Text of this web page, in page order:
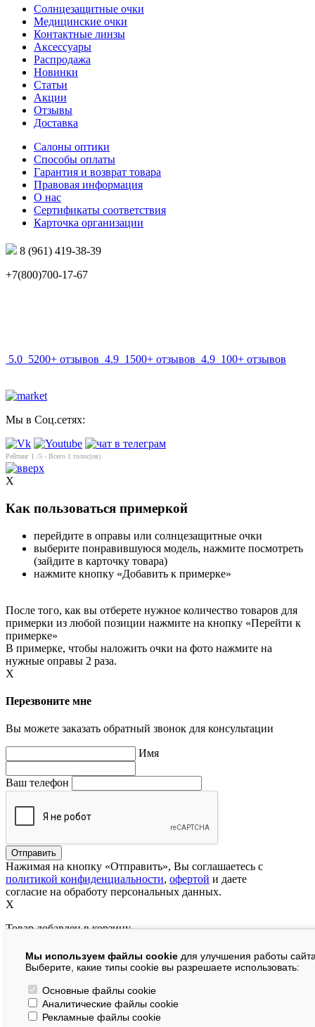
Солнцезащитные очки
Медицинские очки
Контактные линзы
Аксессуары
Распродажа
Новинки
Статьи
Акции
Отзывы
Доставка
Салоны оптики
Способы оплаты
Гарантия и возврат товара
Правовая информация
О нас
Сертификаты соответствия
Карточка организации
8 (961) 419-38-39
+7(800)700-17-67
5.0 5200+ отзывов 4.9 1500+ отзывов 4.9 100+ отзывов
Мы в Соц.сетях:
Рейтинг 1 /5 - Всего 1 голос(ов)
Мы используем файлы cookie для улучшения работы
Выберите, какие типы cookie вы разрешаете использовать:
Основные файлы cookie
Аналитические файлы cookie
Рекламные файлы cookie
X
Как пользоваться примеркой
перейдите в оправы или солнцезащитные очки
выберите понравившуюся модель, нажмите посмотреть
(зайдите в карточку товара)
нажмите кнопку «Добавить к примерке»
После того, как вы отберете нужное количество товаров для
примерки из любой позиции нажмите на кнопку «Перейти к
примерке»
В примерке, чтобы наложить очки на фото нажмите на
нужные оправы 2 раза.
X
Перезвоните мне
Вы можете заказать обратный звонок для консультации
Имя
Ваш телефон
Нажимая на кнопку «Отправить», Вы соглашаетесь с
политикой конфиденциальности, офертой и даете
согласие на обработу персональных данных.
X
Товар добавлен в корзину
В корзине:шт.
На сумму:руб.